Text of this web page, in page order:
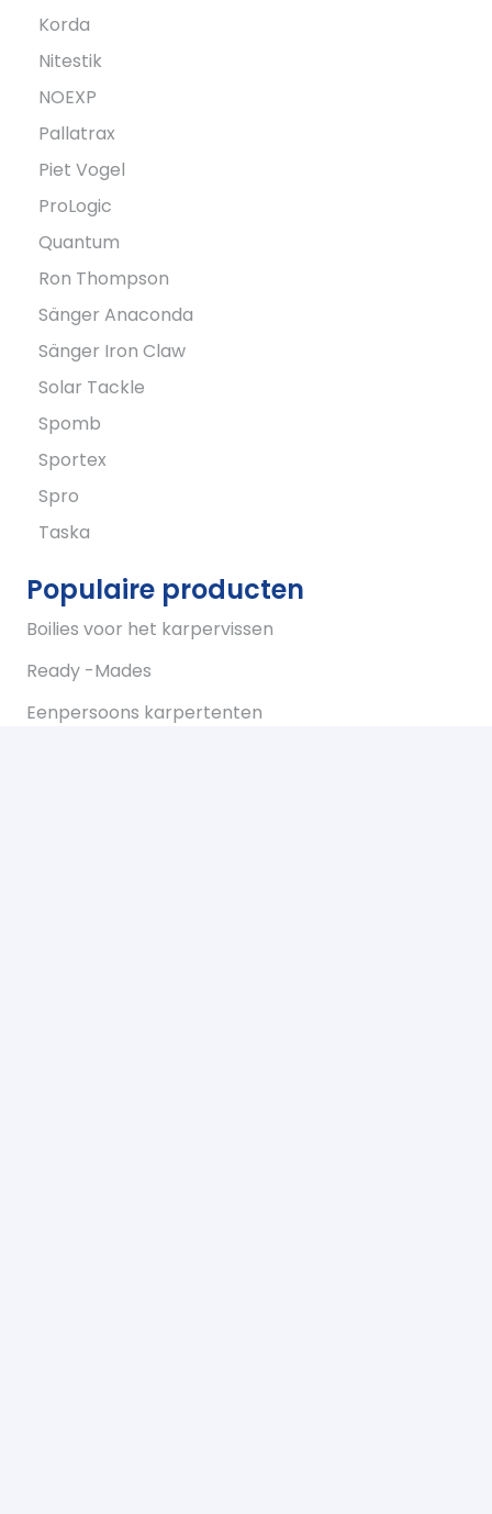
Korda
Nitestik
NOEXP
Pallatrax
Piet Vogel
ProLogic
Quantum
Ron Thompson
Sänger Anaconda
Sänger Iron Claw
Solar Tackle
Spomb
Sportex
Spro
Taska
Populaire producten
Boilies voor het karpervissen
Ready -Mades
Eenpersoons karpertenten